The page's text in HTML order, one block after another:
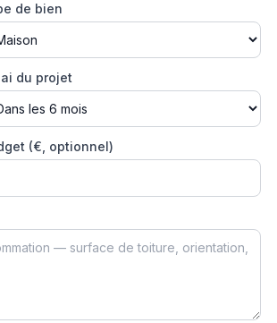
de bien
du projet
(€, optionnel)